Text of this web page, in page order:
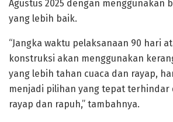
Agustus 2025 dengan menggunakan
yang lebih baik.
“Jangka waktu pelaksanaan 90 hari
konstruksi akan menggunakan
yang lebih tahan cuaca dan rayap,
menjadi pilihan yang tepat terhindar
rayap dan rapuh,” tambahnya.